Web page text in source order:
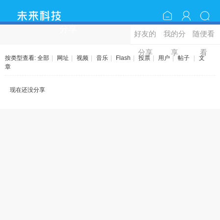
好友的
分享
我的分
享
随便看
看
按类型查看: 全部 网址 视频 音乐 Flash 投票 用户 | 帖子
文
章
现在还没分享